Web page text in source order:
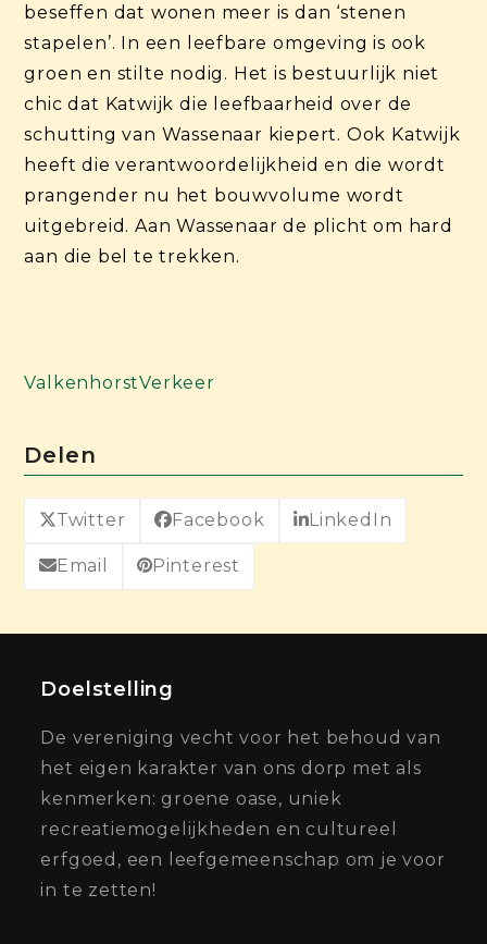
beseffen dat wonen meer is dan ‘stenen
stapelen’. In een leefbare omgeving is ook
groen en stilte nodig. Het is bestuurlijk niet
chic dat Katwijk die leefbaarheid over de
schutting van Wassenaar kiepert. Ook Katwijk
heeft die verantwoordelijkheid en die wordt
prangender nu het bouwvolume wordt
uitgebreid. Aan Wassenaar de plicht om hard
aan die bel te trekken.
ValkenhorstVerkeer
Delen
Twitter Facebook LinkedIn
Email Pinterest
Doelstelling
De vereniging vecht voor het behoud van
het eigen karakter van ons dorp met als
kenmerken: groene oase, uniek
recreatiemogelijkheden en cultureel
erfgoed, een leefgemeenschap om je voor
in te zetten!